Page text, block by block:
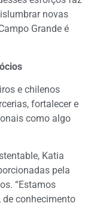
novas
Grande é
e chilenos
fortalecer e
como algo
Katia
pela
“Estamos
de conhecimento